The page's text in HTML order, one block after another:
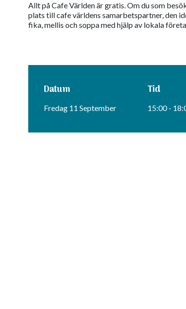
Allt på Cafe Världen är gratis. Om du som
plats till cafe världens samarbetspartner, den
fika, mellis och soppa med hjälp av lokala
Datum Tid
Fredag 11 September 15:00 -